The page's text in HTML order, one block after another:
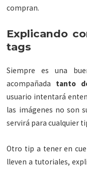
compran.
Explicando
tags
Siempre es una
acompañada tanto
usuario intentará
las imágenes no son
servirá para cualquier
Otro tip a tener en
lleven a tutoriales,